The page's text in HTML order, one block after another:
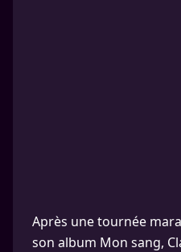
Après une tournée
son album Mon sang,